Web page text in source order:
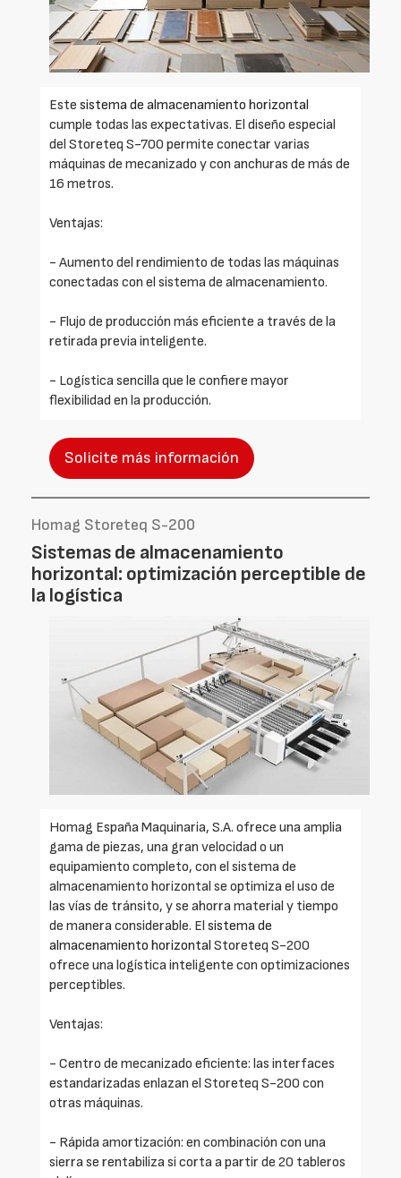
Este sistema de almacenamiento horizontal
cumple todas las expectativas. El diseño especial
del Storeteq S-700 permite conectar varias
máquinas de mecanizado y con anchuras de más de
16 metros.
Ventajas:
- Aumento del rendimiento de todas las máquinas
conectadas con el sistema de almacenamiento.
- Flujo de producción más eficiente a través de la
retirada previa inteligente.
- Logística sencilla que le confiere mayor
flexibilidad en la producción.
Solicite más información
Homag Storeteq S-200
Sistemas de almacenamiento
horizontal: optimización perceptible de
la logística
Homag España Maquinaria, S.A. ofrece una amplia
gama de piezas, una gran velocidad o un
equipamiento completo, con el sistema de
almacenamiento horizontal se optimiza el uso de
las vías de tránsito, y se ahorra material y tiempo
de manera considerable. El sistema de
almacenamiento horizontal Storeteq S-200
ofrece una logística inteligente con optimizaciones
perceptibles.
Ventajas:
- Centro de mecanizado eficiente: las interfaces
estandarizadas enlazan el Storeteq S-200 con
otras máquinas.
- Rápida amortización: en combinación con una
sierra se rentabiliza si corta a partir de 20 tableros